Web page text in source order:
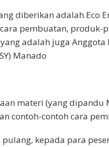
diberikan adalah Eco
pembuatan,
adalah juga
Manado
materi (yang dipandu
contoh-contoh cara
pulang, kepada para